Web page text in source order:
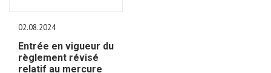
02.08.2024
Entrée en vigueur du
règlement révisé
relatif au mercure